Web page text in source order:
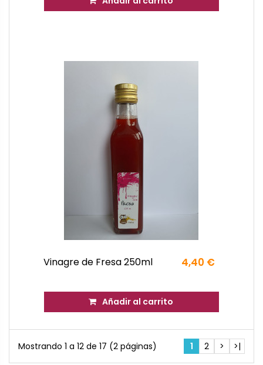
Vinagre de Fresa 250ml 4,40 €
Añadir al carrito
Mostrando 1 a 12 de 17 (2 páginas) 1 2 > >|